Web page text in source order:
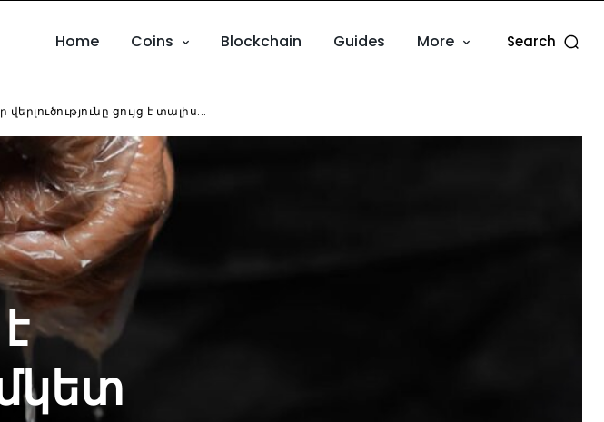
Home Coins Blockchain Guides More Search
ցույց է տալիս...